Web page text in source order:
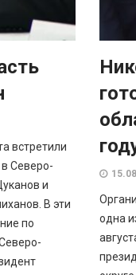
встретили
Северо-
и
В эти
по
одна